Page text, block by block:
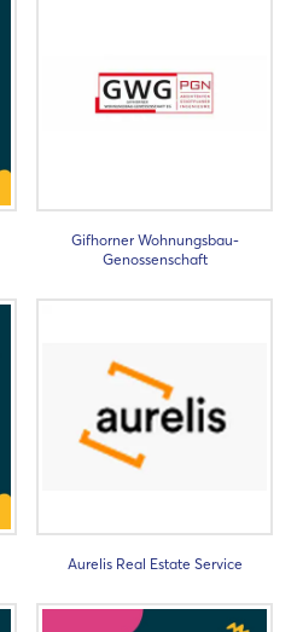
Gifhorner Wohnungsbau-
Genossenschaft
Aurelis Real Estate Service